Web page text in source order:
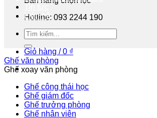
Hotline: 093 2244 190
Tư vấn miễn phí
Giỏ hàng /0 ₫
Liên hệ
Ghế văn phòng
Ghế xoay văn phòng
Ghế công thái học
Ghế giám đốc
Ghế trưởng phòng
Ghế nhân viên